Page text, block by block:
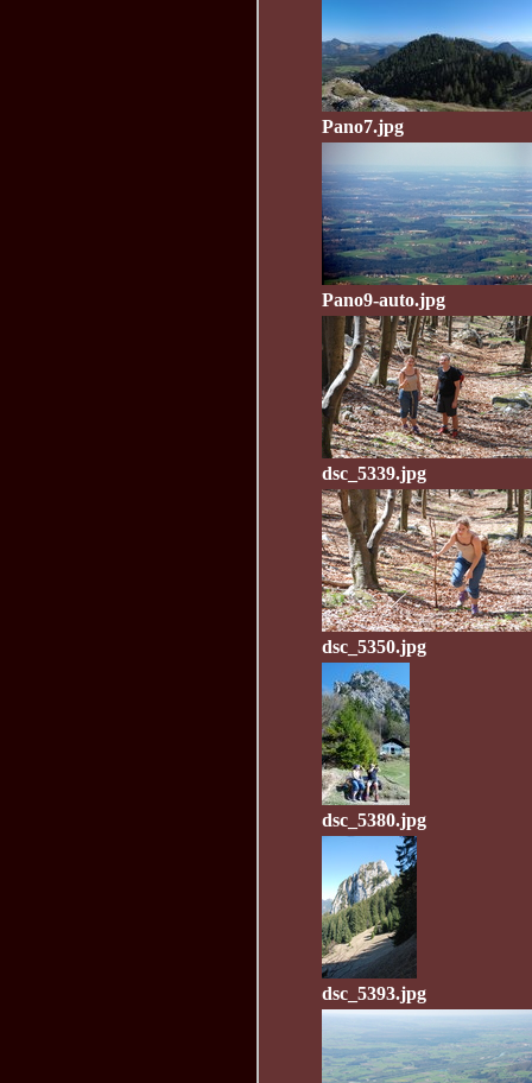
Pano7.jpg
Pano9-auto.jpg
dsc_5339.jpg
dsc_5350.jpg
dsc_5380.jpg
dsc_5393.jpg